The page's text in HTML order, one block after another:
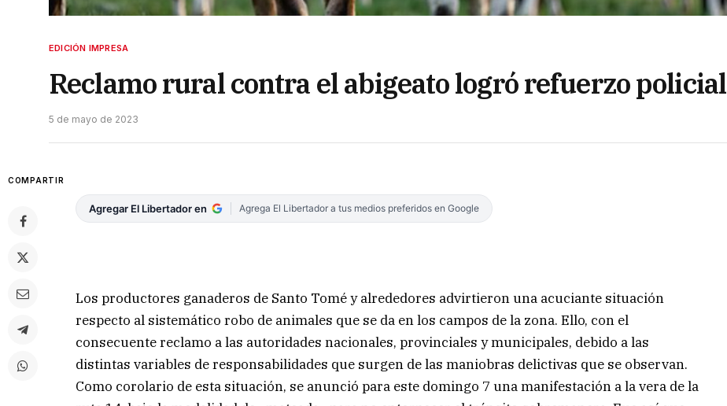
EDICIÓN IMPRESA
Reclamo rural contra el abigeato logró refuerzo policial
5 de mayo de 2023
COMPARTIR
Agregar El Libertador en Agrega El Libertador a tus medios preferidos en Google
Los productores ganaderos de Santo Tomé y alrededores advirtieron una acuciante situación
respecto al sistemático robo de animales que se da en los campos de la zona. Ello, con el
consecuente reclamo a las autoridades nacionales, provinciales y municipales, debido a las
distintas variables de responsabilidades que surgen de las maniobras delictivas que se observan.
Como corolario de esta situación, se anunció para este domingo 7 una manifestación a la vera de la